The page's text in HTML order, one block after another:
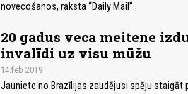
novecošanos, raksta “Daily Mail”.
20 gadus veca meitene
invalīdi uz visu mūžu
14.feb 2019
Jauniete no Brazīlijas zaudējusi spēju staigāt